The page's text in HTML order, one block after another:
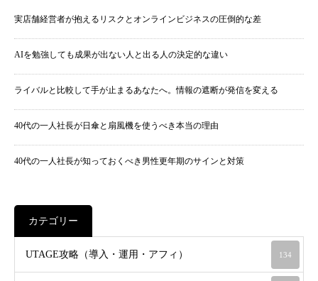
実店舗経営者が抱えるリスクとオンラインビジネスの圧倒的な差
AIを勉強しても成果が出ない人と出る人の決定的な違い
ライバルと比較して手が止まるあなたへ。情報の遮断が発信を変える
40代の一人社長が日傘と扇風機を使うべき本当の理由
40代の一人社長が知っておくべき男性更年期のサインと対策
カテゴリー
UTAGE攻略（導入・運用・アフィ） 134